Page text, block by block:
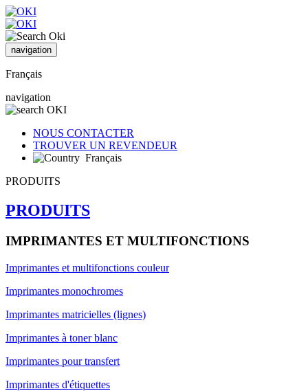
navigation
Français
navigation
NOUS CONTACTER
TROUVER UN REVENDEUR
Français
PRODUITS
PRODUITS
IMPRIMANTES ET MULTIFONCTIONS
Imprimantes et multifonctions couleur
Imprimantes monochromes
Imprimantes matricielles (lignes)
Imprimantes à toner blanc
Imprimantes pour transfert
Imprimantes d'étiquettes